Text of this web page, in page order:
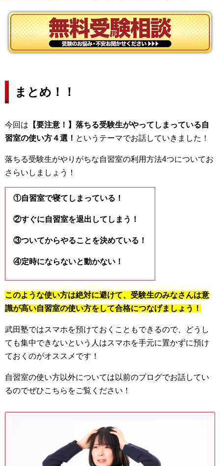
まとめ！！
今回は 【要注意！】落ちる受験生がやってしまっている自
習室の使い方４選！ というテーマでお話していきました！
落ちる受験生がやりがちな自習室の利用方法4つについてお
さらいしましょう！
①自習室で寝てしまっている！
②すぐに自習室を退出してしまう！
③ついてからやることを決めている！
④定時にならないと動かない！
このような使い方は絶対に避けて、受験生のみなさんは意
識が高い自習室の使い方をして合格につなげましょう！
武田塾ではスマホを預けておくこともできるので、どうし
ても集中できないという人はスマホを手元に置かずに預け
ておくのがオススメです！
自習室の使い方以外については以前のブログでお話してい
るのでぜひこちらをご覧ください！